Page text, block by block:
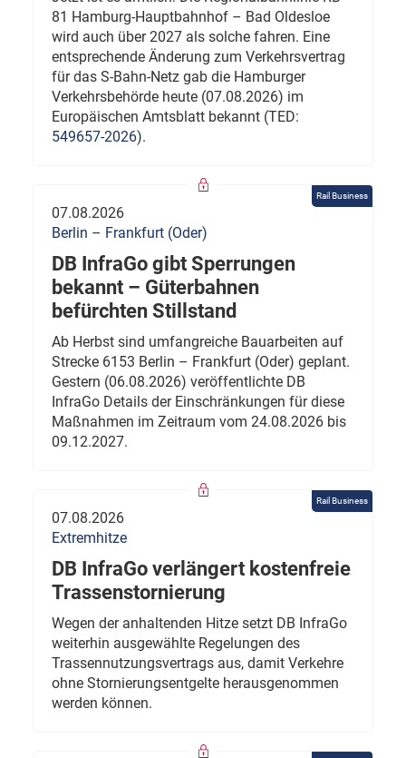
81 Hamburg-Hauptbahnhof – Bad Oldesloe
wird auch über 2027 als solche fahren. Eine
entsprechende Änderung zum Verkehrsvertrag
für das S-Bahn-Netz gab die Hamburger
Verkehrsbehörde heute (07.08.2026) im
Europäischen Amtsblatt bekannt (TED:
549657-2026).
Rail Business
07.08.2026
Berlin – Frankfurt (Oder)
DB InfraGo gibt Sperrungen
bekannt – Güterbahnen
befürchten Stillstand
Ab Herbst sind umfangreiche Bauarbeiten auf
Strecke 6153 Berlin – Frankfurt (Oder) geplant.
Gestern (06.08.2026) veröffentlichte DB
InfraGo Details der Einschränkungen für diese
Maßnahmen im Zeitraum vom 24.08.2026 bis
09.12.2027.
Rail Business
07.08.2026
Extremhitze
DB InfraGo verlängert kostenfreie
Trassenstornierung
Wegen der anhaltenden Hitze setzt DB InfraGo
weiterhin ausgewählte Regelungen des
Trassennutzungsvertrags aus, damit Verkehre
ohne Stornierungsentgelte herausgenommen
werden können.